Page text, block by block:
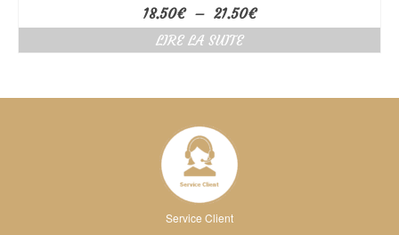
18.50€ – 21.50€Plage
de
21.50€
LIRE LA SUITE
Service Client